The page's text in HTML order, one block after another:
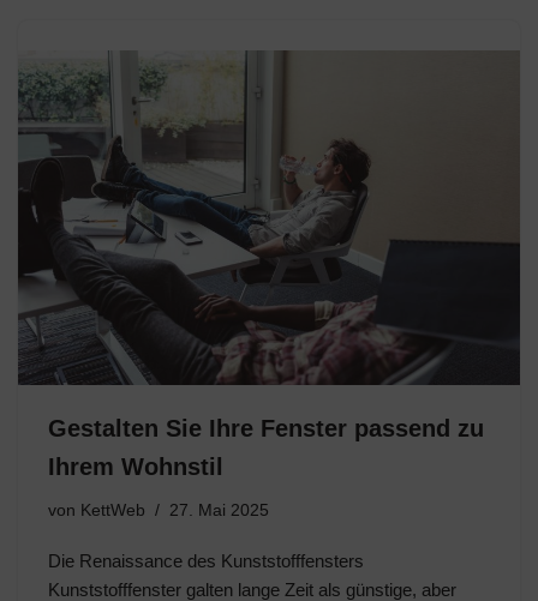
Gestalten Sie Ihre Fenster passend zu
Ihrem Wohnstil
von KettWeb 27. Mai 2025
Die Renaissance des Kunststofffensters
Kunststofffenster galten lange Zeit als günstige, aber